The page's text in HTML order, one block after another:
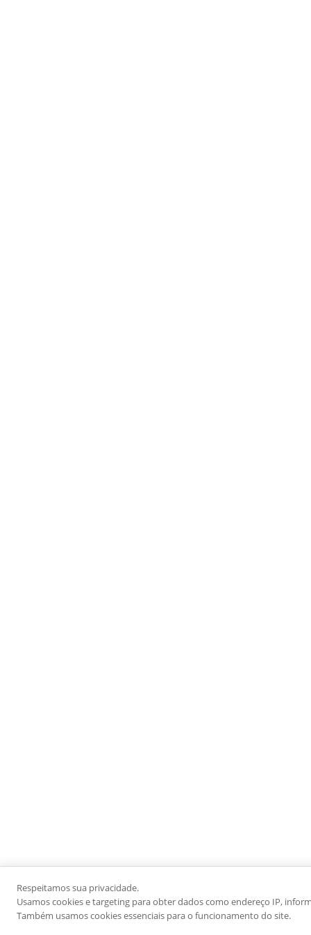
Respeitamos sua privacidade.
Usamos cookies e targeting para obter dados como endereço IP,
Também usamos cookies essenciais para o funcionamento do site.